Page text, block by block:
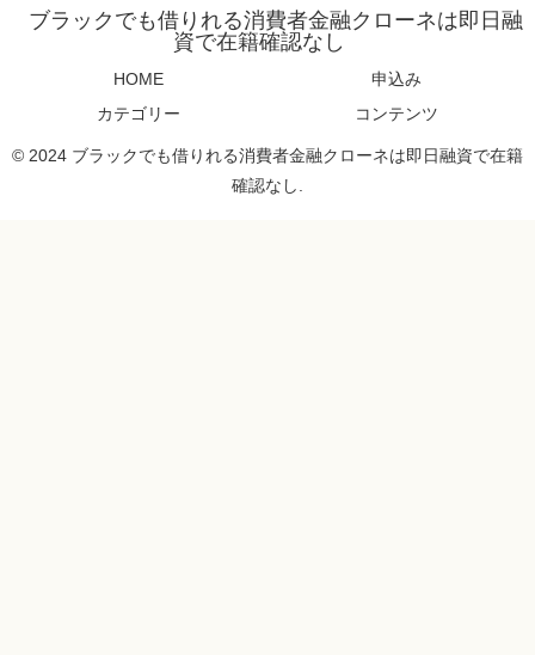
ブラックでも借りれる消費者金融クローネは即日融
資で在籍確認なし
HOME
申込み
カテゴリー
コンテンツ
© 2024 ブラックでも借りれる消費者金融クローネは即日融資で在籍
確認なし.